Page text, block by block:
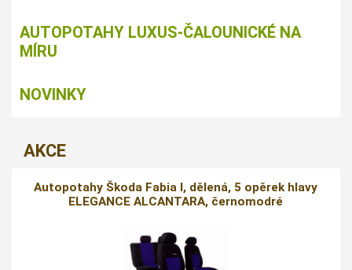
AUTOPOTAHY LUXUS-ČALOUNICKÉ NA
MÍRU
NOVINKY
AKCE
Autopotahy Škoda Fabia I, dělená, 5 opěrek hlavy
ELEGANCE ALCANTARA, černomodré